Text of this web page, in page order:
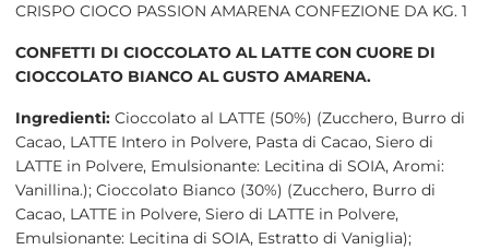
CRISPO CIOCO PASSION AMARENA CONFEZIONE DA KG. 1
CONFETTI DI CIOCCOLATO AL LATTE CON CUORE DI
CIOCCOLATO BIANCO AL GUSTO AMARENA.
Ingredienti:Cioccolato al LATTE (50%) (Zucchero, Burro di
Cacao, LATTE Intero in Polvere, Pasta di Cacao, Siero di
LATTE in Polvere, Emulsionante: Lecitina di SOIA, Aromi:
Vanillina.); Cioccolato Bianco (30%) (Zucchero, Burro di
Cacao, LATTE in Polvere, Siero di LATTE in Polvere,
Emulsionante: Lecitina di SOIA, Estratto di Vaniglia);